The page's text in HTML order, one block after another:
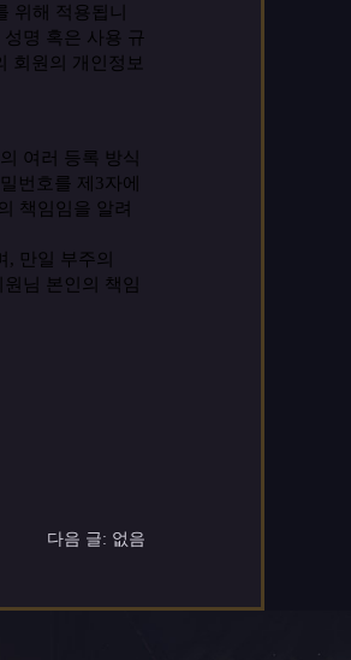
위해
적용됩니
성명 혹은 사용 규
회원의
개인정보
여러 등록 방식
번호를 제 3자에
책임임을 알려
, 만일 부주의
원님 본인의
책임
다음 글: 없음